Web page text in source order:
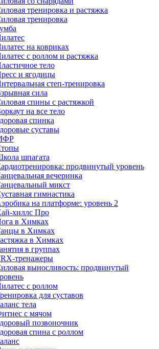
тренировка и растяжка
тренировка
на ковриках
с роллом и растяжка
тело
и ягодицы
степ-тренировка
сила
спины с растяжкой
на все тело
спинка
суставы
шпагата
продвинутый уровень
вечеринка
микст
гимнастика
на платформе: уровень 2
хиллс Про
в Химках
в Химках
в Химках
в группах
тренажеры
выносливость: продвинутый
с роллом
для суставов
тела
с мячом
позвоночник
спина с роллом